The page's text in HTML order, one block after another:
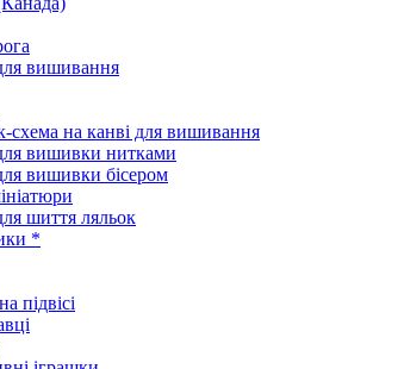
вишивання
на канві для вишивання
вишивки нитками
вишивки бісером
шиття ляльок
*
підвісі